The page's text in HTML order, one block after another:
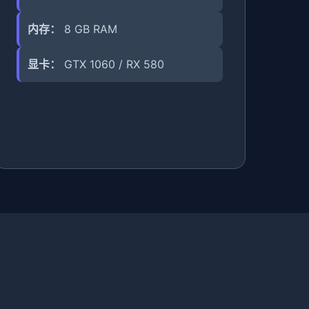
内存： 8 GB RAM
显卡： GTX 1060 / RX 580